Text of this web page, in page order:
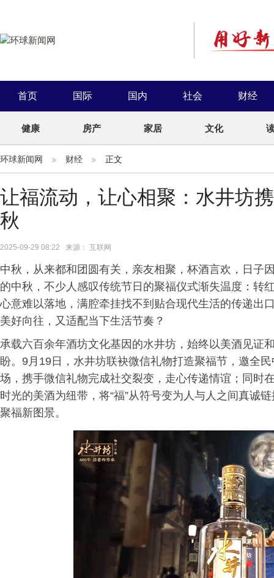
首页 国际 国内 社会 财经
健康 房产 家居 文化
环球新闻网 财经 正文
让福流动，让心相聚：水井坊
秋
2025-09-29 08:22 来源： 互联网
中秋，从来都和团圆有关，亲友相聚，杯酒言欢，日子
的中秋，不少人感叹传统节日的聚福仪式渐失温度：转
心意难以落地，满腔牵挂找不到贴合现代生活的传递出
美好向往，又适配当下生活节奏？
承载六百余年酒坊文化基因的水井坊，始终以美酒见证
盼。9月19日，水井坊联袂微信礼物打造聚福节，邀全
场，携手微信礼物完成社交裂变，走心传递情谊；同时
时光的美酒为纽带，将“福”从符号变为人与人之间真诚
聚福新图景。